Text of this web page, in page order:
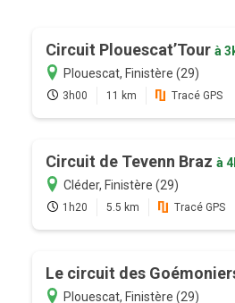
Circuit Plouescat’Tour à
Plouescat, Finistère (29)
3h00 11 km Tracé GPS
Circuit de Tevenn Braz à
Cléder, Finistère (29)
1h20 5.5 km Tracé GPS
Le circuit des
Plouescat, Finistère (29)